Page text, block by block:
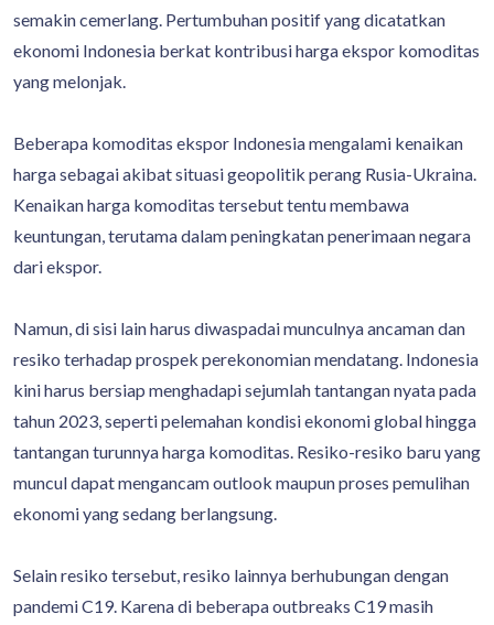
semakin cemerlang. Pertumbuhan positif yang dicatatkan
ekonomi Indonesia berkat kontribusi harga ekspor komoditas
yang melonjak.
Beberapa komoditas ekspor Indonesia mengalami kenaikan
harga sebagai akibat situasi geopolitik perang Rusia-Ukraina.
Kenaikan harga komoditas tersebut tentu membawa
keuntungan, terutama dalam peningkatan penerimaan negara
dari ekspor.
Namun, di sisi lain harus diwaspadai munculnya ancaman dan
resiko terhadap prospek perekonomian mendatang. Indonesia
kini harus bersiap menghadapi sejumlah tantangan nyata pada
tahun 2023, seperti pelemahan kondisi ekonomi global hingga
tantangan turunnya harga komoditas. Resiko-resiko baru yang
muncul dapat mengancam outlook maupun proses pemulihan
ekonomi yang sedang berlangsung.
Selain resiko tersebut, resiko lainnya berhubungan dengan
pandemi C19. Karena di beberapa outbreaks C19 masih